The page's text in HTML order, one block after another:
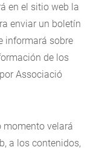
en el sitio web la
enviar un boletín
informará sobre
de los
Associació
momento velará
a los contenidos,